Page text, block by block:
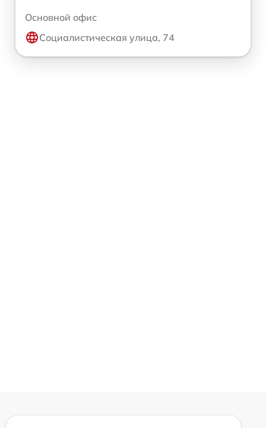
Основной офис
Социалистическая улица, 74